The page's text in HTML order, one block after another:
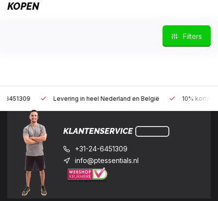
KOPEN
Filters
Levering in heel Nederland en België 10% korting met een
KLANTENSERVICE
+31-24-6451309
info@ptessentials.nl